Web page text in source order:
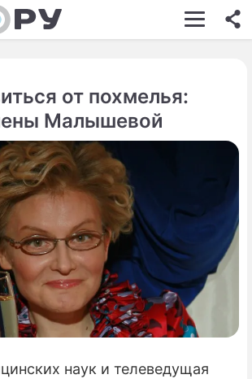
ШОУ-БИЗНЕС
КИНО
ЗДОРОВЬЕ
ЭКОНОМИКА
ПРОИСШЕСТВИЯ
СОННИК
СТИЛЬ ЖИЗНИ
СЕРИАЛЫ
ИГРЫ
от похмелья:
Малышевой
наук и телеведущая